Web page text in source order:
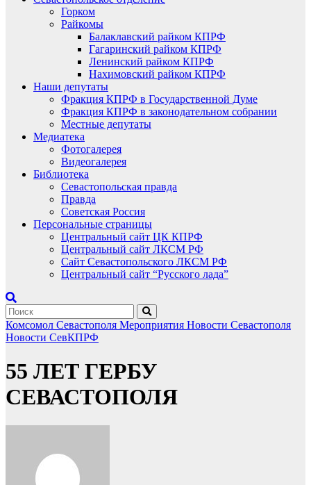
Горком
Райкомы
Балаклавский райком КПРФ
Гагаринский райком КПРФ
Ленинский райком КПРФ
Нахимовский райком КПРФ
Наши депутаты
Фракция КПРФ в Государственной Думе
Фракция КПРФ в законодательном собрании
Местные депутаты
Медиатека
Фотогалерея
Видеогалерея
Библиотека
Севастопольская правда
Правда
Советская Россия
Персональные страницы
Центральный сайт ЦК КПРФ
Центральный сайт ЛКСМ РФ
Сайт Севастопольского ЛКСМ РФ
Центральный сайт “Русского лада”
Комсомол Севастополя Мероприятия Новости Севастополя
Новости СевКПРФ
55 ЛЕТ ГЕРБУ
СЕВАСТОПОЛЯ